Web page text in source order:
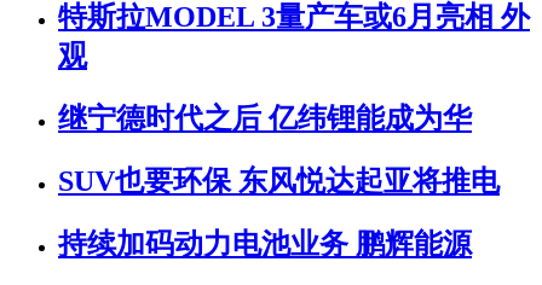
特斯拉MODEL 3量产车或6月亮相 外
观
继宁德时代之后 亿纬锂能成为华
SUV也要环保 东风悦达起亚将推电
持续加码动力电池业务 鹏辉能源